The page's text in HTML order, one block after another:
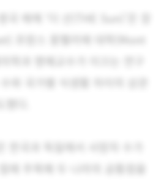
국 매체 ‘더 선(THE Sun)’은 장
프랑스 몽펠리에 대학(Mont
과 명예교수가 이끄는 연구
와 국가별 식생활 차이의 상관
다.
에 주목해 두 나라의 공통점을